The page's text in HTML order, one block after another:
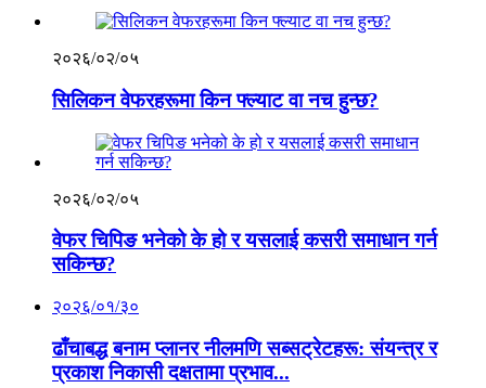
२०२६/०२/०५
सिलिकन वेफरहरूमा किन फ्ल्याट वा नच हुन्छ?
२०२६/०२/०५
वेफर चिपिङ भनेको के हो र यसलाई कसरी समाधान गर्न
सकिन्छ?
२०२६/०१/३०
ढाँचाबद्ध बनाम प्लानर नीलमणि सब्सट्रेटहरू: संयन्त्र र
प्रकाश निकासी दक्षतामा प्रभाव...